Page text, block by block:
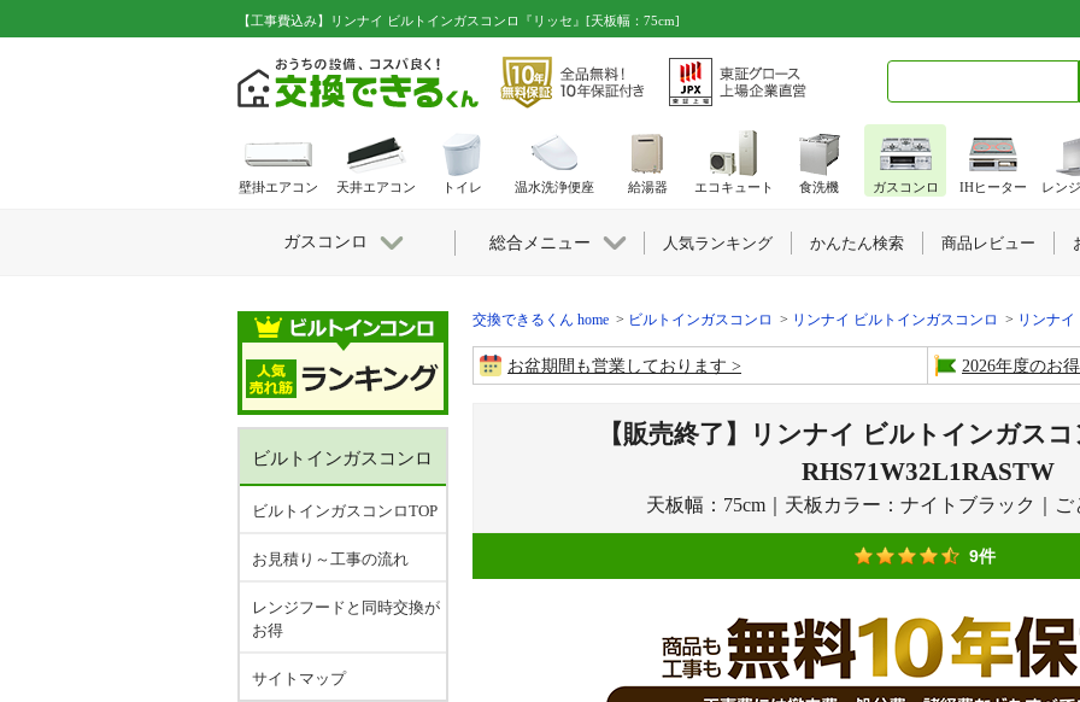
【工事費込み】リンナイ ビルトインガスコンロ『リッセ』[天板幅：75cm]
交換できるくん home ビルトインガスコンロ リンナイ ビルトインガスコンロ リンナイ
お盆期間も営業しております 2026年度のお
【販売終了】リンナイ ビルトインガス
RHS71W32L1RASTW
天板幅：75cm｜天板カラー：ナイトブラック｜
9件
ビルトインガスコンロ
ビルトインガスコンロTOP
お見積り～工事の流れ
レンジフードと同時交換が
お得
サイトマップ
壁掛エアコン 天井エアコン トイレ 温水洗浄便座 給湯器 エコキュート 食洗機 ガスコンロ IHヒーター レン
ガスコンロ 総合メニュー 人気ランキング かんたん検索 商品レビュー